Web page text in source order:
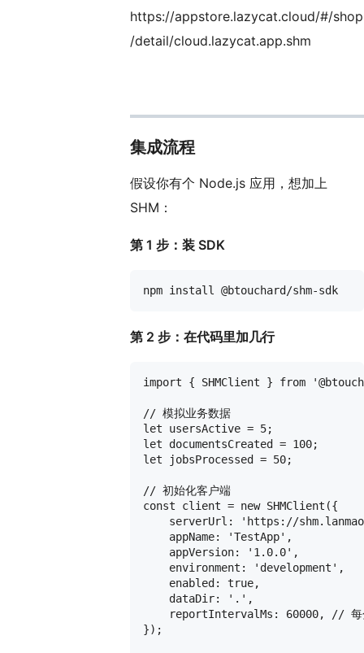
https://appstore.lazycat.cloud/#/shop
/detail/cloud.lazycat.app.shm
集成流程
假设你有个 Node.js 应用，想加上
SHM：
第 1 步：装 SDK
第 2 步：在代码里加几行
import { SHMClient } from
// 模拟业务数据
let usersActive = 5;
let documentsCreated = 100;
let jobsProcessed = 50;
// 初始化客户端
const client = new SHMClient({
serverUrl: 'https://
    appName: 'TestApp',
    appVersion: '1.0.0',
    environment: 'development',
    enabled: true,
    dataDir: '.',
reportIntervalMs: 60000, // 每
});